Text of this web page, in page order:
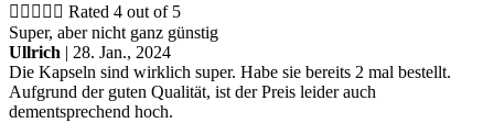
     Rated 4 out of 5
Super, aber nicht ganz günstig
Ullrich | 28. Jan., 2024
Die Kapseln sind wirklich super. Habe sie bereits 2 mal bestellt.
Aufgrund der guten Qualität, ist der Preis leider auch
dementsprechend hoch.